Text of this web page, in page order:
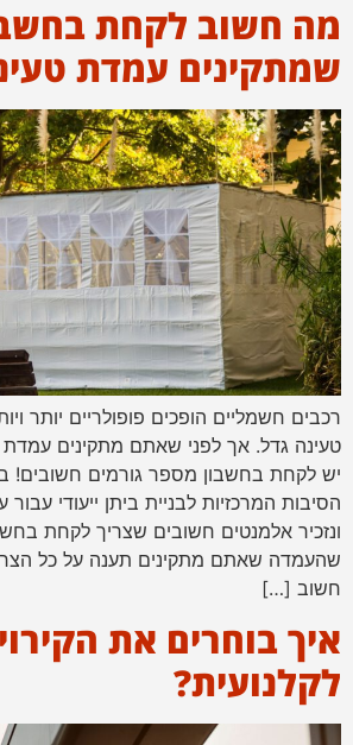
מה חשוב לקחת
שמתקינים עמדת
רכבים חשמליים הופכים פופולריים יותר
טעינה גדל. אך לפני שאתם מתקינים
יש לקחת בחשבון מספר גורמים חשובים!
הסיבות המרכזיות לבניית ביתן ייעודי
ונזכיר אלמנטים חשובים שצריך לקחת
שהעמדה שאתם מתקינים תענה על כל
חשוב […]
איך בוחרים את
לקלנועית?